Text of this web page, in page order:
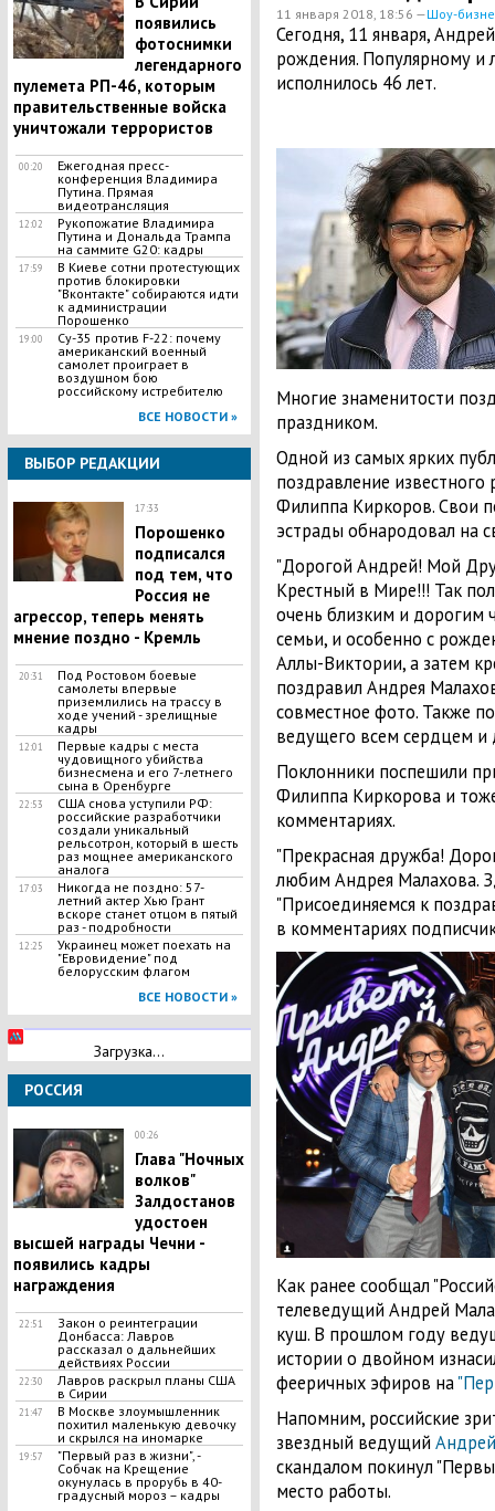
появились
фотоснимки
легендарного
пулемета РП-46, которым
правительственные войска
уничтожали террористов
00:20
Ежегодная пресс-
конференция Владимира
Путина. Прямая
видеотрансляция
12:02
Рукопожатие Владимира
Путина и Дональда Трампа
на саммите G20: кадры
17:59
В Киеве сотни протестующих
против блокировки
"Вконтакте" собираются идти
к администрации
Порошенко
19:00
Су-35 против F-22: почему
американский военный
самолет проиграет в
воздушном бою
российскому истребителю
ВСЕ НОВОСТИ »
ВЫБОР РЕДАКЦИИ
17:33
Порошенко
подписался
под тем, что
Россия не
агрессор, теперь менять
мнение поздно - Кремль
20:31
Под Ростовом боевые
самолеты впервые
приземлились на трассу в
ходе учений - зрелищные
кадры
12:01
Первые кадры с места
чудовищного убийства
бизнесмена и его 7-летнего
сына в Оренбурге
22:53
США снова уступили РФ:
российские разработчики
создали уникальный
рельсотрон, который в шесть
раз мощнее американского
аналога
17:03
Никогда не поздно: 57-
летний актер Хью Грант
вскоре станет отцом в пятый
раз - подробности
12:25
Украинец может поехать на
"Евровидение" под
белорусским флагом
ВСЕ НОВОСТИ »
Загрузка...
РОССИЯ
00:26
Глава "Hoчных
волков"
Залдостанов
удостоен
высшей награды Чечни -
появились кадры
награждения
22:51
Закон о реинтеграции
Донбасса: Лавров
рассказал о дальнейших
действиях России
22:30
Лавров раскрыл планы США
в Сирии
21:47
В Москве злоумышленник
похитил маленькую девочку
и скрылся на иномарке
19:57
"Первый раз в жизни", -
Собчак на Крещение
окунулась в прорубь в 40-
градусный мороз – кадры
11 января 2018, 18:56 —Шоу-
Сегодня, 11 января,
рождения. Популярному
исполнилось 46 лет.
Многие знаменитости
праздником.
Одной из самых ярких
поздравление известного
Филиппа Киркоров. Свои
эстрады обнародовал на
"Дорогой Андрей! Мой
Крестный в Мире!!! Так
очень близким и дорогим
семьи, и особенно с
Аллы-Виктории, а затем
поздравил Андрея
совместное фото. Также
ведущего всем сердцем и
Поклонники поспешили
Филиппа Киркорова и
комментариях.
"Прекрасная дружба!
любим Андрея Малахова.
"Присоединяемся к
в комментариях
Как ранее сообщал
телеведущий Андрей
куш. В прошлом году
истории о двойном
фееричных эфиров на
Напомним, российские
звездный ведущий
скандалом покинул
место работы.